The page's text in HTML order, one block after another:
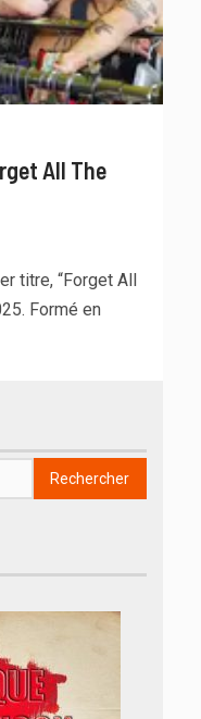
All The
titre, “Forget All
Formé en
Rechercher